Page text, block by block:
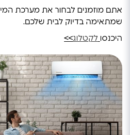
אתם מוזמנים לבחור את מערכת
שמתאימה בדיוק לבית שלכם.
היכנסו לקטלוג>>